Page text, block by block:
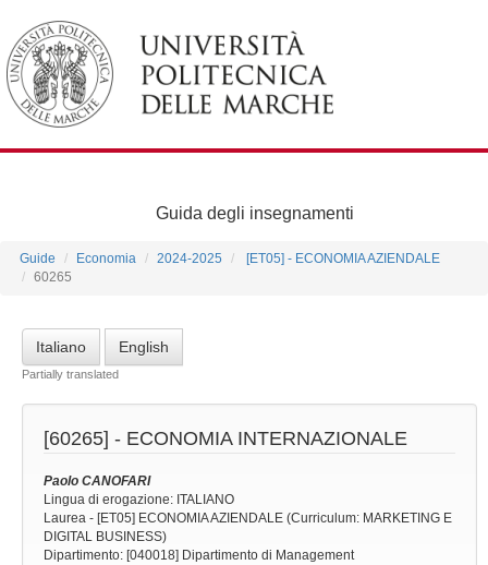
Guida degli insegnamenti
Guide Economia 2024-2025
[ET05] - ECONOMIA AZIENDALE
60265
Italiano English
Partially translated
[60265] - ECONOMIA INTERNAZIONALE
Paolo CANOFARI
Lingua di erogazione: ITALIANO
Laurea - [ET05] ECONOMIA AZIENDALE (Curriculum: MARKETING E
DIGITAL BUSINESS)
Dipartimento: [040018] Dipartimento di Management